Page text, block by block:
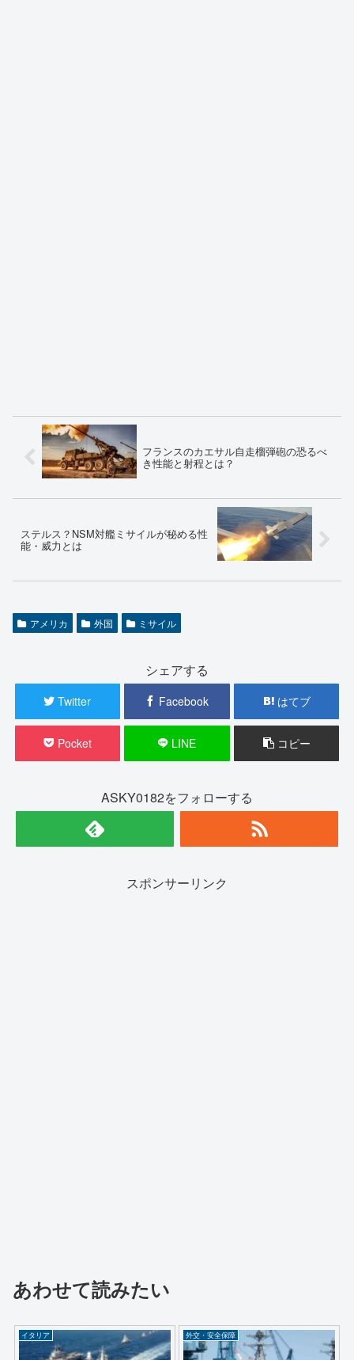
フランスのカエサル自走榴弾砲の恐るべ
き性能と射程とは？
ステルス？NSM対艦ミサイルが秘める性
能・威力とは
アメリカ 外国 ミサイル
シェアする
Twitter Facebook はてブ
Pocket LINE コピー
ASKY0182をフォローする
スポンサーリンク
あわせて読みたい
イタリア 外交・安全保障